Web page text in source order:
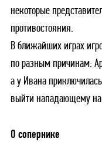
некоторые
противостояния.
В ближайших играх
по разным причинам:
а у Ивана
выйти нападающему
О сопернике